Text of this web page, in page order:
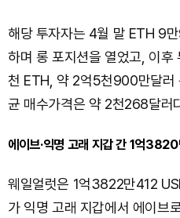
해당 투자자는 4월 말 ETH 9
하며 롱 포지션을 열었고, 이후
천 ETH, 약 2억5천900만달러
균 매수가격은 약 2천268달러
에이브·익명 고래 지갑 간 1억
웨일얼럿은 1억3822만412
가 익명 고래 지갑에서 에이브